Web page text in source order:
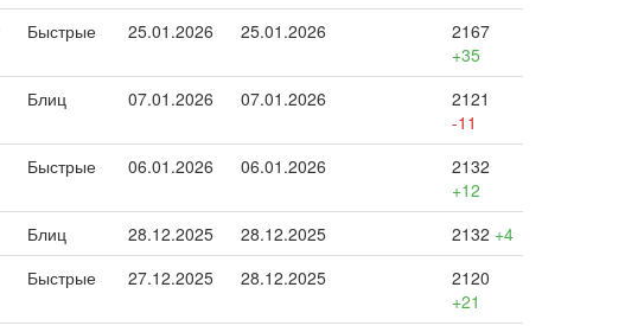
Быстрые 25.01.2026 25.01.2026
2167
+35
Блиц 07.01.2026 07.01.2026
2121
-11
Быстрые 06.01.2026 06.01.2026
2132
+12
Блиц 28.12.2025 28.12.2025 2132 +4
Быстрые 27.12.2025 28.12.2025
2120
+21